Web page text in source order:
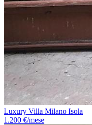
Luxury Villa Milano Isola
1.200 €/mese